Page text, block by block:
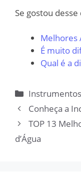
Se gostou
Melhores
É muito
Qual é a
Categorias
Conheça a
TOP 13
d’Água